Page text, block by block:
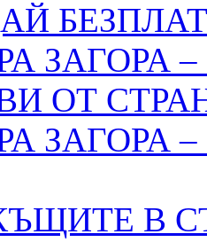
ЗАГОРА
ОТ
ЗАГОРА
В